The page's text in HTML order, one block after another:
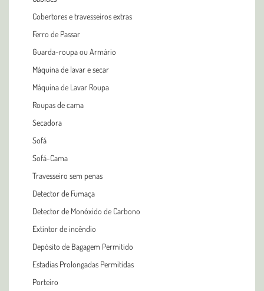
Cobertores e travesseiros extras
Ferro de Passar
Guarda-roupa ou Armário
Máquina de lavar e secar
Máquina de Lavar Roupa
Roupas de cama
Secadora
Sofá
Sofá-Cama
Travesseiro sem penas
Detector de Fumaça
Detector de Monóxido de Carbono
Extintor de incêndio
Depósito de Bagagem Permitido
Estadias Prolongadas Permitidas
Porteiro